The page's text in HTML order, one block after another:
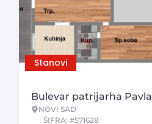
Stanovi
Bulevar patrijarha Pavla
NOVI SAD
ŠIFRA: #571628